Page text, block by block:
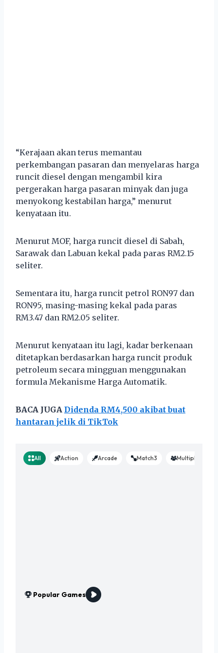
“Kerajaan akan terus memantau
perkembangan pasaran dan menyelaras harga
runcit diesel dengan mengambil kira
pergerakan harga pasaran minyak dan juga
menyokong kestabilan harga,” menurut
kenyataan itu.
Menurut MOF, harga runcit diesel di Sabah,
Sarawak dan Labuan kekal pada paras RM2.15
seliter.
Sementara itu, harga runcit petrol RON97 dan
RON95, masing-masing kekal pada paras
RM3.47 dan RM2.05 seliter.
Menurut kenyataan itu lagi, kadar berkenaan
ditetapkan berdasarkan harga runcit produk
petroleum secara mingguan menggunakan
formula Mekanisme Harga Automatik.
BACA JUGA Didenda RM4,500 akibat buat
hantaran jelik di TikTok